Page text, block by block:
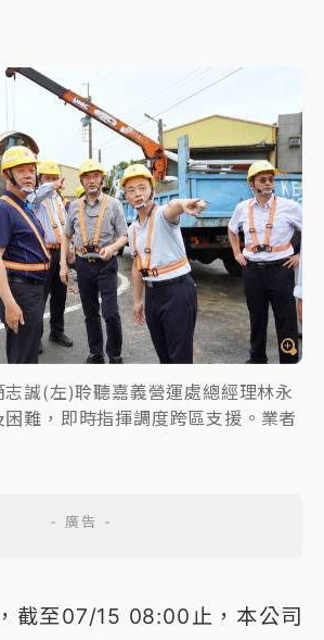
誠(左)聆聽嘉義營運處總經理林永
難，即時指揮調度跨區支援。業者
截至07/15 08:00止，本公司